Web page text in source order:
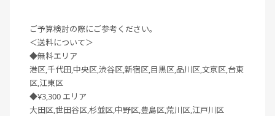
ご予算検討の際にご参考ください。
＜送料について＞
◆無料エリア
港区,千代田,中央区,渋谷区,新宿区,目黒区,品川区,文京区,台東
区,江東区
◆¥3,300 エリア
大田区,世田谷区,杉並区,中野区,豊島区,荒川区,江戸川区